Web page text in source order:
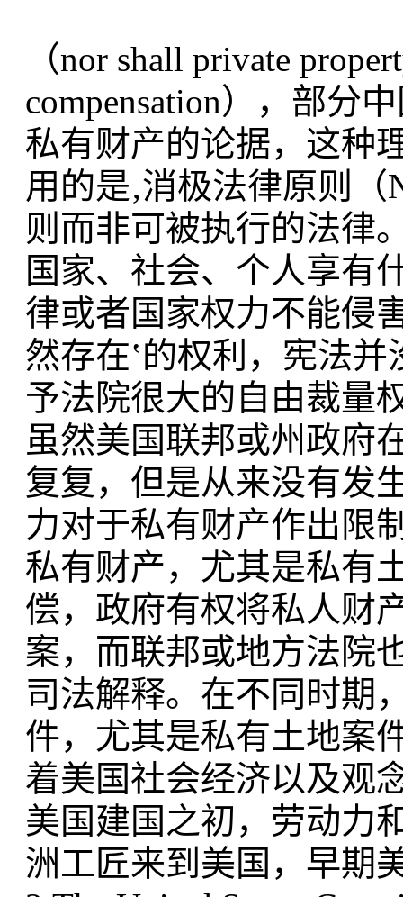
（nor shall private
compensation），部分
私有财产的论据，这种
用的是‚消极法律原则（
则而非可被执行的法律
国家、社会、个人享有
律或者国家权力不能侵
然存在‛的权利，宪法
予法院很大的自由裁量
虽然美国联邦或州政府
复复，但是从来没有发
力对于私有财产作出限
私有财产，尤其是私有
偿，政府有权将私人财
案，而联邦或地方法院
司法解释。在不同时期
件，尤其是私有土地案
着美国社会经济以及观
美国建国之初，劳动力
洲工匠来到美国，早期